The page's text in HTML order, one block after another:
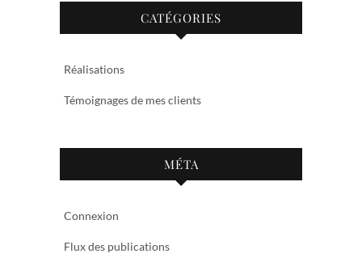
CATÉGORIES
Réalisations
Témoignages de mes clients
MÉTA
Connexion
Flux des publications